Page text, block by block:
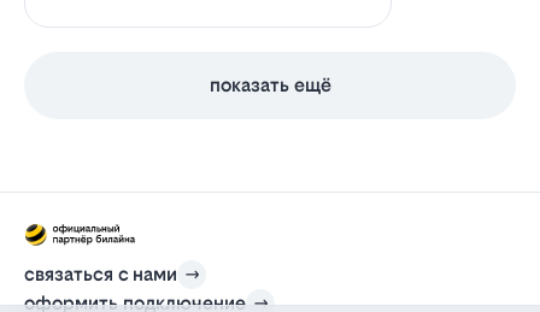
показать ещё
связаться с нами
оформить подключение